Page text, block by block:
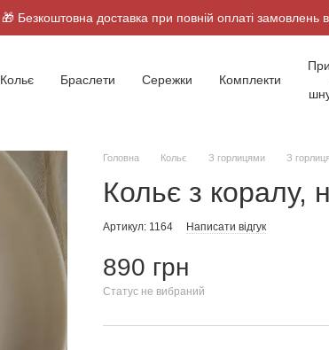
🎁 Безкоштовна доставка при повній оплаті замовлень
Кольє Браслети Сережки Комплекти
Головна Кольє З горлицями З
Кольє з коралу,
Артикул: 1164 Написати відгук
890 грн
Статус не вибраний